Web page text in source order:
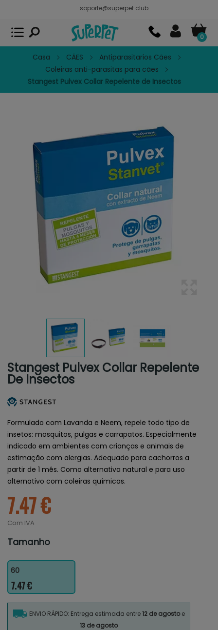
soporte@superpet.club
0
Casa CÃES
Antiparasitarios Cães
Coleiras anti-parasitas para cães
Stangest Pulvex Collar Repelente de Insectos
Stangest Pulvex Collar Repelente
De Insectos
Formulado com Lavanda e Neem, repele todo tipo de
insetos: mosquitos, pulgas e carrapatos. Especialmente
indicado em ambientes com crianças e animais de
estimação com alergias. Adequado para cachorros a
partir de 1 mês. Como alternativa natural e para uso
alternativo com coleiras químicas.
7.47 €
Com IVA
Tamanho
60
7.47 €
ENVIO RÁPIDO: Entrega estimada entre12 de agostoe
13 de agosto
Superpet, comida para mascotas
APP GRATIS - En Google Play